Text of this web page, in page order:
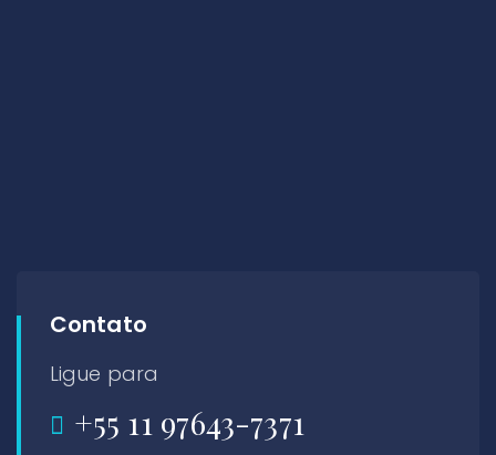
Contato
Ligue para
+55 11 97643-7371